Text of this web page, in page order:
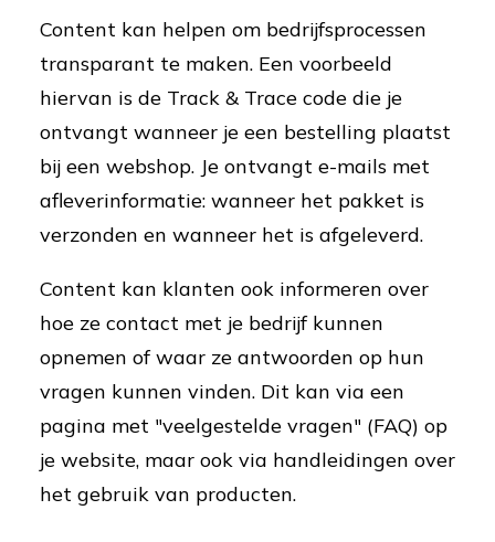
Content kan helpen om bedrijfsprocessen
transparant te maken. Een voorbeeld
hiervan is de Track & Trace code die je
ontvangt wanneer je een bestelling plaatst
bij een webshop. Je ontvangt e-mails met
afleverinformatie: wanneer het pakket is
verzonden en wanneer het is afgeleverd.
Content kan klanten ook informeren over
hoe ze contact met je bedrijf kunnen
opnemen of waar ze antwoorden op hun
vragen kunnen vinden. Dit kan via een
pagina met "veelgestelde vragen" (FAQ) op
je website, maar ook via handleidingen over
het gebruik van producten.